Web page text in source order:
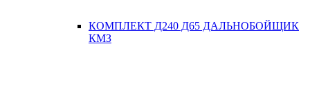
КОМПЛЕКТ Д240 Д65 ДАЛЬНОБОЙЩИК
КМЗ